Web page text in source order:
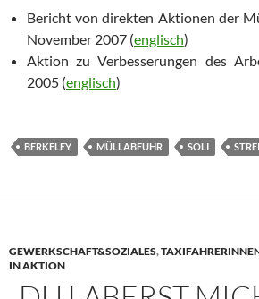
Bericht von direkten Aktionen der
November 2007 (englisch)
Aktion zu Verbesserungen des
2005 (englisch)
BERKELEY MÜLLABFUHR SOLI
GEWERKSCHAFT&SOZIALES,
IN AKTION